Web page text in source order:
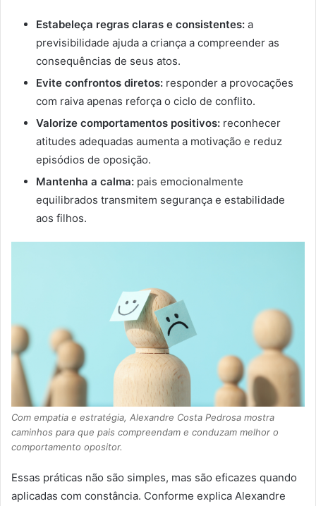
Estabeleça regras claras e consistentes: a
previsibilidade ajuda a criança a compreender as
consequências de seus atos.
Evite confrontos diretos: responder a provocações
com raiva apenas reforça o ciclo de conflito.
Valorize comportamentos positivos: reconhecer
atitudes adequadas aumenta a motivação e reduz
episódios de oposição.
Mantenha a calma: pais emocionalmente
equilibrados transmitem segurança e estabilidade
aos filhos.
Com empatia e estratégia, Alexandre Costa Pedrosa mostra
caminhos para que pais compreendam e conduzam melhor o
comportamento opositor.
Essas práticas não são simples, mas são eficazes quando
aplicadas com constância. Conforme explica Alexandre